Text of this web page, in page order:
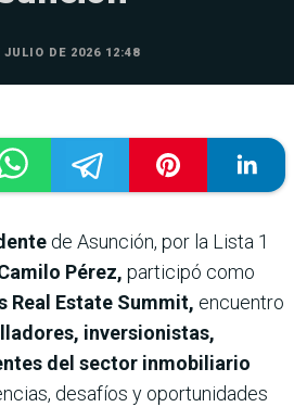
JULIO DE 2026 12:48
de Asunción, por la Lista 1
Pérez, participó como
Real Estate Summit, encuentro
inversionistas,
del sector inmobiliario
desafíos y oportunidades